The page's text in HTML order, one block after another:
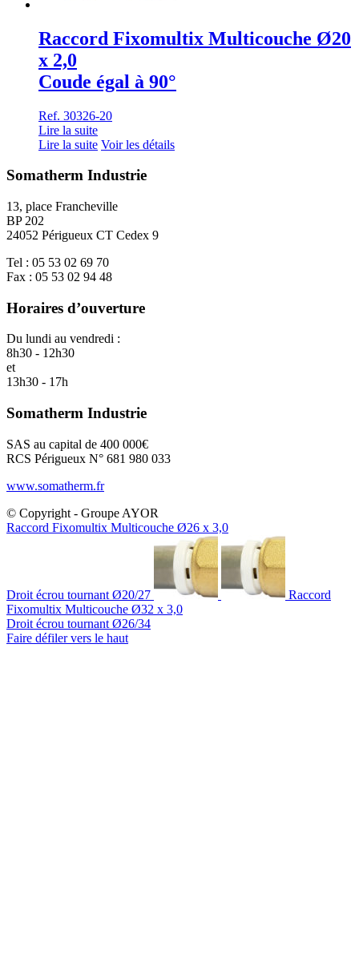
Raccord Fixomultix Multicouche Ø20
x 2,0
Coude égal à 90°
Ref. 30326-20
Lire la suite
Lire la suite Voir les détails
Somatherm Industrie
13, place Francheville
BP 202
24052 Périgueux CT Cedex 9
Tel : 05 53 02 69 70
Fax : 05 53 02 94 48
Horaires d’ouverture
Du lundi au vendredi :
8h30 - 12h30
et
13h30 - 17h
Somatherm Industrie
SAS au capital de 400 000€
RCS Périgueux N° 681 980 033
www.somatherm.fr
© Copyright - Groupe AYOR
Raccord Fixomultix Multicouche Ø26 x 3,0
Droit écrou tournant Ø20/27
Raccord
Fixomultix Multicouche Ø32 x 3,0
Droit écrou tournant Ø26/34
Faire défiler vers le haut